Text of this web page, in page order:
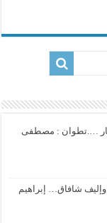
….تطوان : مصطفى
شافاق… إبراهيم